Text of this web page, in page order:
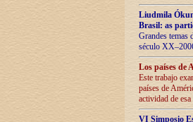
Liudmila
Brasil: as
Grandes temas
século
Los países de
Este trabajo
países de
actividad de
VI Simposio